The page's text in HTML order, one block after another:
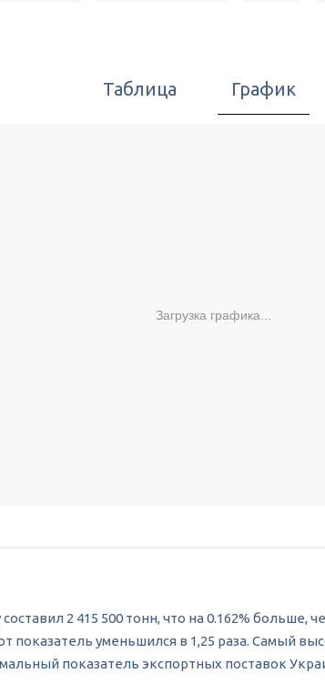
Таблица График
Загрузка графика...
2 415 500 тонн, что на 0.162% больше,
показатель уменьшился в 1,25 раза. Самый
показатель экспортных поставок